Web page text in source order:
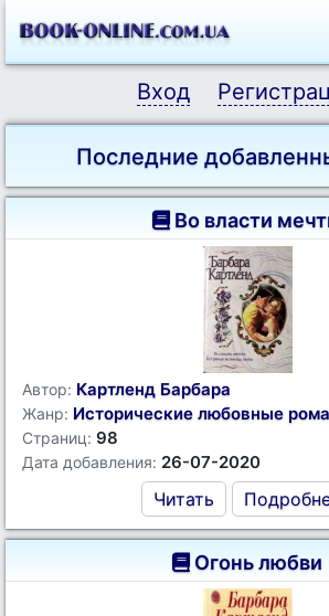
Вход
Последние
Во власти
Автор: Картленд Барбара
Жанр: Исторические любовные
Страниц: 98
Дата добавления: 26-07-2020
Читать
Огонь любви